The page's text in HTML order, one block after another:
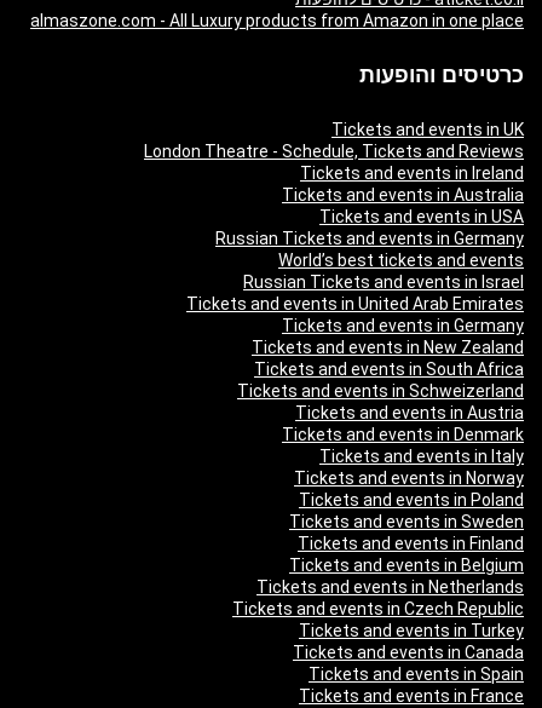
almaszone.com - All Luxury products from Amazon in one place
כרטיסים והופעות
Tickets and events in UK
London Theatre - Schedule, Tickets and Reviews
Tickets and events in Ireland
Tickets and events in Australia
Tickets and events in USA
Russian Tickets and events in Germany
World’s best tickets and events
Russian Tickets and events in Israel
Tickets and events in United Arab Emirates
Tickets and events in Germany
Tickets and events in New Zealand
Tickets and events in South Africa
Tickets and events in Schweizerland
Tickets and events in Austria
Tickets and events in Denmark
Tickets and events in Italy
Tickets and events in Norway
Tickets and events in Poland
Tickets and events in Sweden
Tickets and events in Finland
Tickets and events in Belgium
Tickets and events in Netherlands
Tickets and events in Czech Republic
Tickets and events in Turkey
Tickets and events in Canada
Tickets and events in Spain
Tickets and events in France